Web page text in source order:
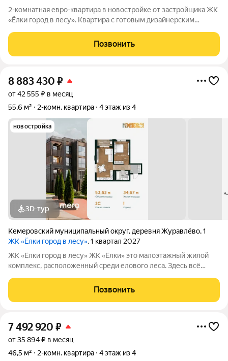
2-комнатная евро-квартира в новостройке от застройщика ЖК
«Ёлки город в лесу». Квартира с готовым дизайнерским
санузлом. Формат «заезжай и живи» без ремонта, шума и
дополнительных затрат.
Позвонить
8 883 430 ₽
от 42 555 ₽ в месяц
55,6 м²
2-комн. квартира 4 этаж из 4
новостройка
3D-тур
Кемеровский муниципальный округ, деревня Журавлёво,1
ЖК «Ёлки город в лесу», 1 квартал 2027
ЖК «Ёлки город в лесу» ЖК «Ёлки» это малоэтажный жилой
комплекс, расположенный среди елового леса. Здесь всё
лишних забот. Главное преимущество проекта готовые
квартиры для жизни с первого
Позвонить
7 492 920 ₽
от 35 894 ₽ в месяц
46,5 м²
2-комн. квартира 4 этаж из 4